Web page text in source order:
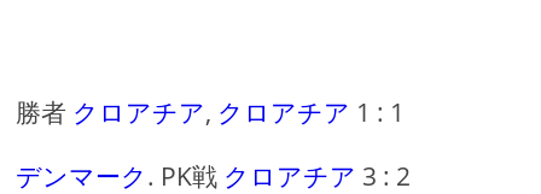
勝者 クロアチア, クロアチア 1 : 1
デンマーク. PK戦 クロアチア 3 : 2